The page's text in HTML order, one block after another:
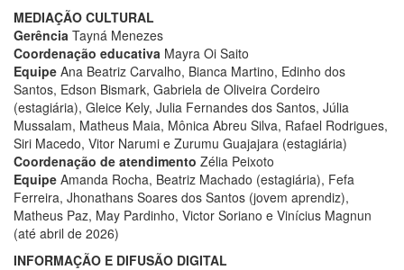
MEDIAÇÃO CULTURAL
Gerência Tayná Menezes
Coordenação educativa Mayra Oi Saito
Equipe Ana Beatriz Carvalho, Bianca Martino, Edinho dos
Santos, Edson Bismark, Gabriela de Oliveira Cordeiro
(estagiária), Gleice Kely, Julia Fernandes dos Santos, Júlia
Mussalam, Matheus Maia, Mônica Abreu Silva, Rafael Rodrigues,
Siri Macedo, Vitor Narumi e Zurumu Guajajara (estagiária)
Coordenação de atendimento Zélia Peixoto
Equipe Amanda Rocha, Beatriz Machado (estagiária), Fefa
Ferreira, Jhonathans Soares dos Santos (jovem aprendiz),
Matheus Paz, May Pardinho, Victor Soriano e Vinícius Magnun
(até abril de 2026)
INFORMAÇÃO E DIFUSÃO DIGITAL